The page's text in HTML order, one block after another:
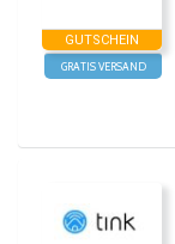
GUTSCHEIN
GRATIS VERSAND